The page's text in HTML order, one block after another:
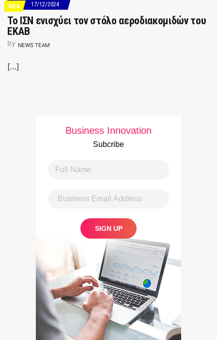
ΝΕΑ 17/12/2024
Το ΙΣΝ ενισχύει τον στόλο αεροδιακομιδών του
ΕΚΑΒ
by NEWS TEAM
[…]
Business Innovation
Subcribe